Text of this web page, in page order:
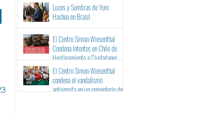
Luces y Sombras de Yom
Hashoa en Brasil
El Centro Simon Wiesenthal
Condena Intentos en Chile de
Hostigamiento a Ciudadanos
Israelíes y Binacionales ante sus
Tribunales
El Centro Simon Wiesenthal
condena el vandalismo
antisemita en un cementerio de